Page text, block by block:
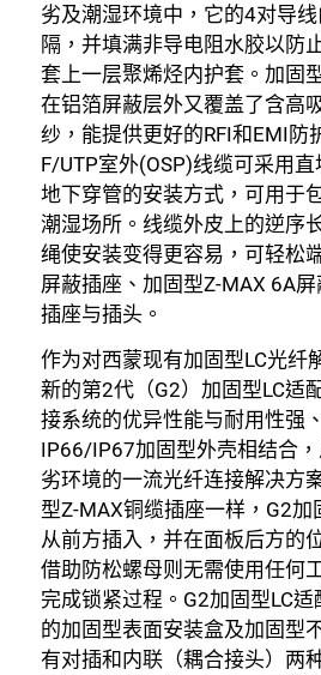
劣及潮湿环境中，它的4对导
隔，并填满非导电阻水胶以防
套上一层聚烯烃内护套。加固
在铝箔屏蔽层外又覆盖了含高
纱，能提供更好的RFI和EMI防
F/UTP室外(OSP)线缆可采用
地下穿管的安装方式，可用于
潮湿场所。线缆外皮上的逆序
绳使安装变得更容易，可轻松
屏蔽插座、加固型Z-MAX 6A
插座与插头。
作为对西蒙现有加固型LC光纤
新的第2代（G2）加固型LC适
接系统的优异性能与耐用性强
IP66/IP67加固型外壳相结合
劣环境的一流光纤连接解决方
型Z-MAX铜缆插座一样，G2加
从前方插入，并在面板后方的
借助防松螺母则无需使用任何
完成锁紧过程。G2加固型LC
的加固型表面安装盒及加固型
有对插和内联（耦合接头）两